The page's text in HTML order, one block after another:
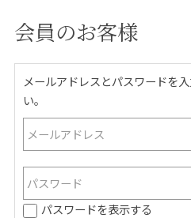
メニュー
トップページ
マイページ
ご案内
会員のお客様
メールアドレスとパスワードを
い。
パスワードを表示する